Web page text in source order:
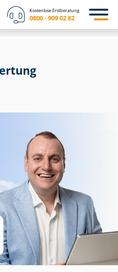
Kostenlose Erstberatung
0800 - 909 02 82